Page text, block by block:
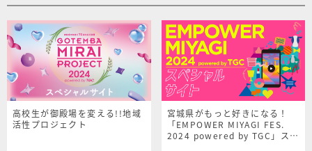
高校生が御殿場を変える!!地域
活性プロジェクト
宮城県がもっと好きになる！
「EMPOWER MIYAGI FES.
2024 powered by TGC」スペ